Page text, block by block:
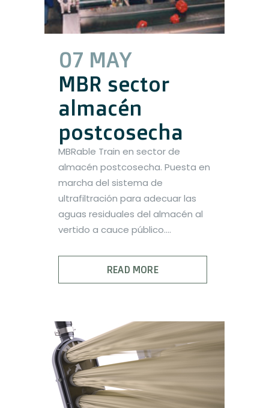
07 MAY
MBR sector
almacén
postcosecha
MBRable Train en sector de
almacén postcosecha. Puesta en
marcha del sistema de
ultrafiltración para adecuar las
aguas residuales del almacén al
vertido a cauce público....
READ MORE